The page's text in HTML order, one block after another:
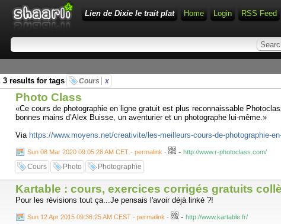
Lien de Dixie le trait plat Home Login RSS Feed
3 results for tags
Cours x
Photo Class
«Ce cours de photographie en ligne gratuit est plus reconnaissable
bonnes mains d’Alex Buisse, un aventurier et un photographe lui-même.»
Via https://www.moyens.net/creativite/les-meilleurs-cours-de-photographie-
Sun 08 Mar 2020 09:05:28 AM CET - permalink - - http://www.r-photoclass.com/
Cours Photo Photographie
Kartable : cours, exercices corrigés gratuits
Pour les révisions tout ça...Je pensais l'avoir déjà linké ?!
Sun 12 Apr 2015 09:36:25 AM CEST - permalink - - http://www.kartable.fr/